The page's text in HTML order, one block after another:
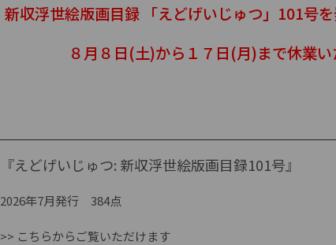
新収浮世絵版画目録 「えどげいじゅつ」101号を
８月８日(土)から１７日(月)まで休業い
『えどげいじゅつ: 新収浮世絵版画目録101号』
2026年7月発行 384点
>> こちらからご覧いただけます